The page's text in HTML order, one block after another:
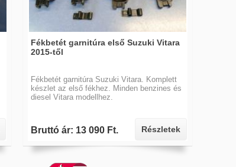
Fékbetét garnitúra első Suzuki Vitara
2015-től
Fékbetét garnitúra Suzuki Vitara. Komplett
készlet az első fékhez. Minden benzines és
diesel Vitara modellhez.
Bruttó ár: 13 090 Ft. Részletek